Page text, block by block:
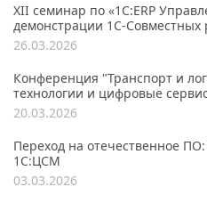
XII семинар по «1С:ERP
демонстрации 1C-
26.03.2026
Конференция "Транспорт и
технологии и цифровые
20.03.2026
Переход на отечественное
1С:ЦСМ
03.03.2026